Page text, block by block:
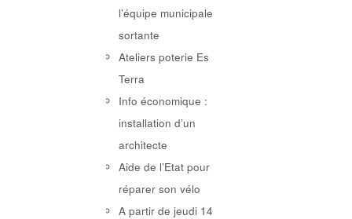
l’équipe municipale
sortante
Ateliers poterie Es
Terra
Info économique :
installation d’un
architecte
Aide de l’Etat pour
réparer son vélo
A partir de jeudi 14